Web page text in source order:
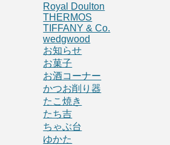
Royal Doulton
THERMOS
TIFFANY & Co.
wedgwood
お知らせ
お菓子
お酒コーナー
かつお削り器
たこ焼き
たち吉
ちゃぶ台
ゆかた